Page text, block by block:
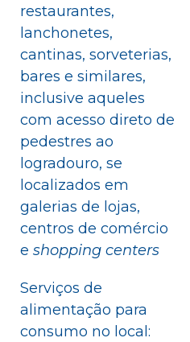
restaurantes,
lanchonetes,
cantinas, sorveterias,
bares e similares,
inclusive aqueles
com acesso direto de
pedestres ao
logradouro, se
localizados em
galerias de lojas,
centros de comércio
e shopping centers
Serviços de
alimentação para
consumo no local: